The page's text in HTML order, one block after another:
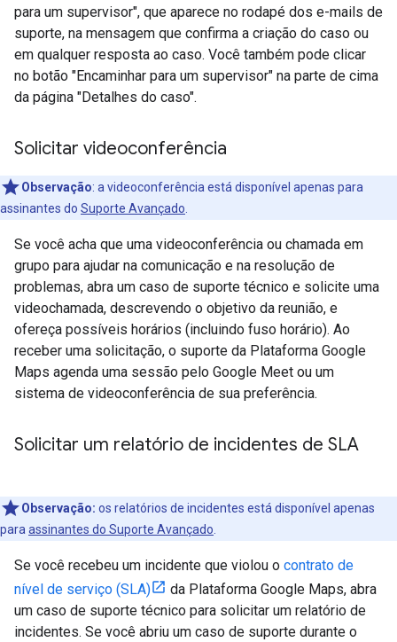
para um supervisor", que aparece no rodapé dos e-mails de
suporte, na mensagem que confirma a criação do caso ou
em qualquer resposta ao caso. Você também pode clicar
no botão "Encaminhar para um supervisor" na parte de cima
da página "Detalhes do caso".
Solicitar videoconferência
Observação: a videoconferência está disponível apenas para
assinantes do Suporte Avançado
Se você acha que uma videoconferência ou chamada em
grupo para ajudar na comunicação e na resolução de
problemas, abra um caso de suporte técnico e solicite uma
videochamada, descrevendo o objetivo da reunião, e
ofereça possíveis horários (incluindo fuso horário). Ao
receber uma solicitação, o suporte da Plataforma Google
Maps agenda uma sessão pelo Google Meet ou um
sistema de videoconferência de sua preferência.
Solicitar um relatório de incidentes de SLA
Observação: os relatórios de incidentes está disponível apenas
para assinantes do Suporte Avançado
Se você recebeu um incidente que violou o contrato de
nível de serviço (SLA)
da Plataforma Google Maps, abra
um caso de suporte técnico para solicitar um relatório de
incidentes. Se você abriu um caso de suporte durante o